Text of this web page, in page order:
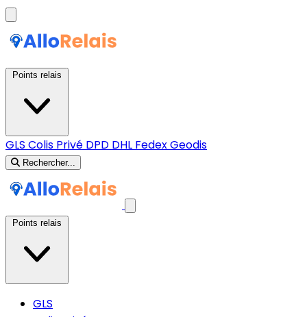
GLS Colis Privé DPD DHL FedexGeodis
Rechercher...
GLS